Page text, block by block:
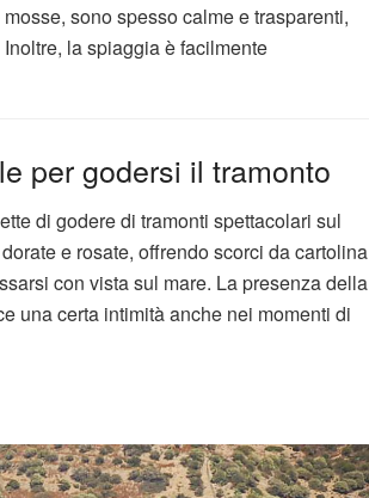
sono spesso calme e trasparenti,
la spiaggia è facilmente
per godersi il tramonto
di godere di tramonti spettacolari sul
e rosate, offrendo scorci da cartolina
con vista sul mare. La presenza della
una certa intimità anche nei momenti di